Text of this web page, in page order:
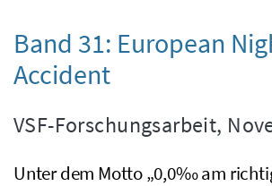
Band 31: European
Accident
VSF-Forschungsarbeit,
Unter dem Motto „0,0‰ am